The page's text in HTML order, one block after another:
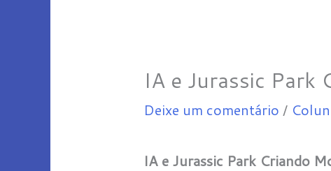
IA e Jurassic Park
Deixe um comentário /
IA e Jurassic Park Criando